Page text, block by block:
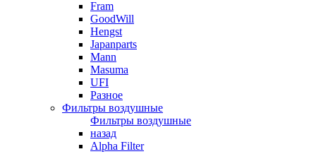
Fram
GoodWill
Hengst
Japanparts
Mann
Masuma
UFI
Разное
Фильтры воздушные
Фильтры воздушные
назад
Alpha Filter